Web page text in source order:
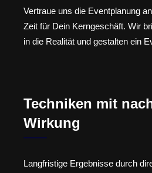
Vertraue uns die Eventplanung
Zeit für Dein Kerngeschäft. Wir
in die Realität und gestalten ein
Techniken mit
Wirkung
Langfristige Ergebnisse durch